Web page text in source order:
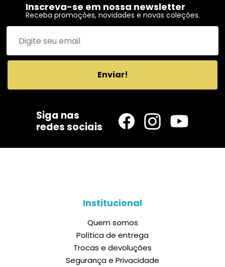
Inscreva-se em nossa newsletter
Receba promoções, novidades e novas coleções.
Enviar!
Siga nas
redes sociais
Institucional
Quem somos
Política de entrega
Trocas e devoluções
Segurança e Privacidade